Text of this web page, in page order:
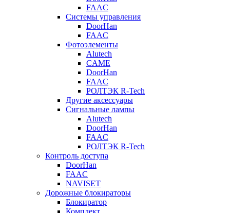
FAAC
Системы управления
DoorHan
FAAC
Фотоэлементы
Alutech
CAME
DoorHan
FAAC
РОЛТЭК R-Tech
Другие аксессуары
Сигнальные лампы
Alutech
DoorHan
FAAC
РОЛТЭК R-Tech
Контроль доступа
DoorHan
FAAC
NAVISET
Дорожные блокираторы
Блокиратор
Комплект